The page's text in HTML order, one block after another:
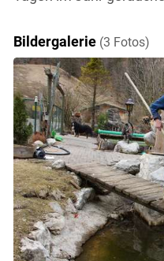
Bildergalerie (3 Fotos)